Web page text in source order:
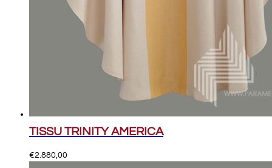
TISSU TRINITY AMERICA
€2.880,00